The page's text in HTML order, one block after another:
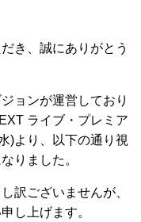
き、誠にありがとう
ョンが運営しており
ライブ・プレミア
)より、以下の通り視
りました。
訳ございませんが、
し上げます。